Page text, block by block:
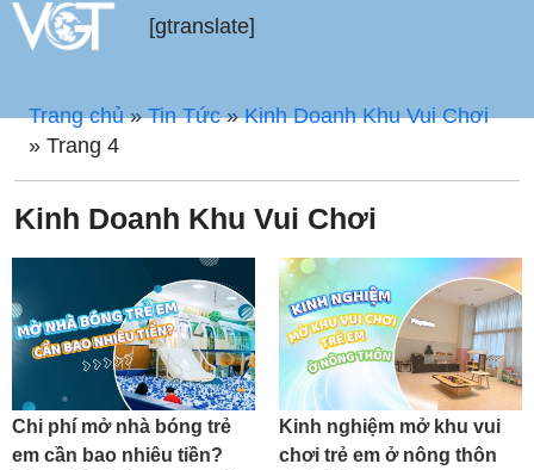
[gtranslate]
Trang chủ»Tin Tức»Kinh Doanh Khu Vui Chơi
» Trang 4
Kinh Doanh Khu Vui Chơi
Chi phí mở nhà bóng trẻ
em cần bao nhiêu tiền?
Kinh nghiệm mở khu vui
chơi trẻ em ở nông thôn